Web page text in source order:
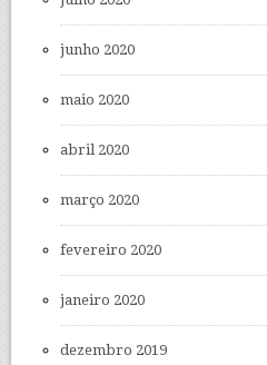
junho 2020
maio 2020
abril 2020
março 2020
fevereiro 2020
janeiro 2020
dezembro 2019